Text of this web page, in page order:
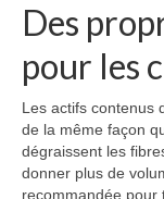
Des
pour les
Les actifs contenus
de la même façon
dégraissent les
donner plus de
recommandée pour